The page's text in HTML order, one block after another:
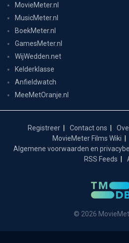
MovieMeter.nl
MusicMeter.nl
BoekMeter.nl
GamesMeter.nl
WijWedden.net
Kelderklasse
Anfieldwatch
MeeMetOranje.nl
Registreer Contact ons
MovieMeter Films Wiki
Algemene voorwaarden en
RSS Feeds
© 2026